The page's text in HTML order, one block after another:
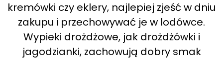
kremówki czy eklery, najlepiej zjeść w dniu
zakupu i przechowywać je w lodówce.
Wypieki drożdżowe, jak drożdżówki i
jagodzianki, zachowują dobry smak